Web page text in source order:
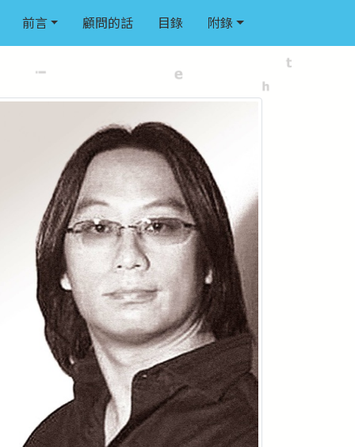
前言 顧問的話 目錄 附錄